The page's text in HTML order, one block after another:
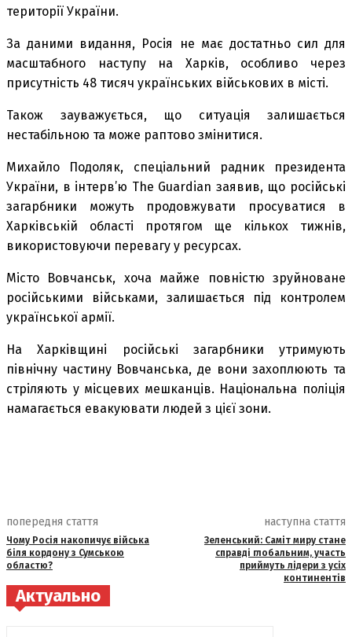
території України.
За даними видання, Росія не має достатньо сил для
масштабного наступу на Харків, особливо через
присутність 48 тисяч українських військових в місті.
Також зауважується, що ситуація залишається
нестабільною та може раптово змінитися.
Михайло Подоляк, спеціальний радник президента
України, в інтерв’ю The Guardian заявив, що російські
загарбники можуть продовжувати просуватися в
Харківській області протягом ще кількох тижнів,
використовуючи перевагу у ресурсах.
Місто Вовчанськ, хоча майже повністю зруйноване
російськими військами, залишається під контролем
української армії.
На Харківщині російські загарбники утримують
північну частину Вовчанська, де вони захоплюють та
стріляють у місцевих мешканців. Національна поліція
намагається евакуювати людей з цієї зони.
попередня стаття
Чому Росія накопичує війська
біля кордону з Сумською
областю?
наступна стаття
Зеленський: Саміт миру стане
справді глобальним, участь
приймуть лідери з усіх
континентів
Актуально